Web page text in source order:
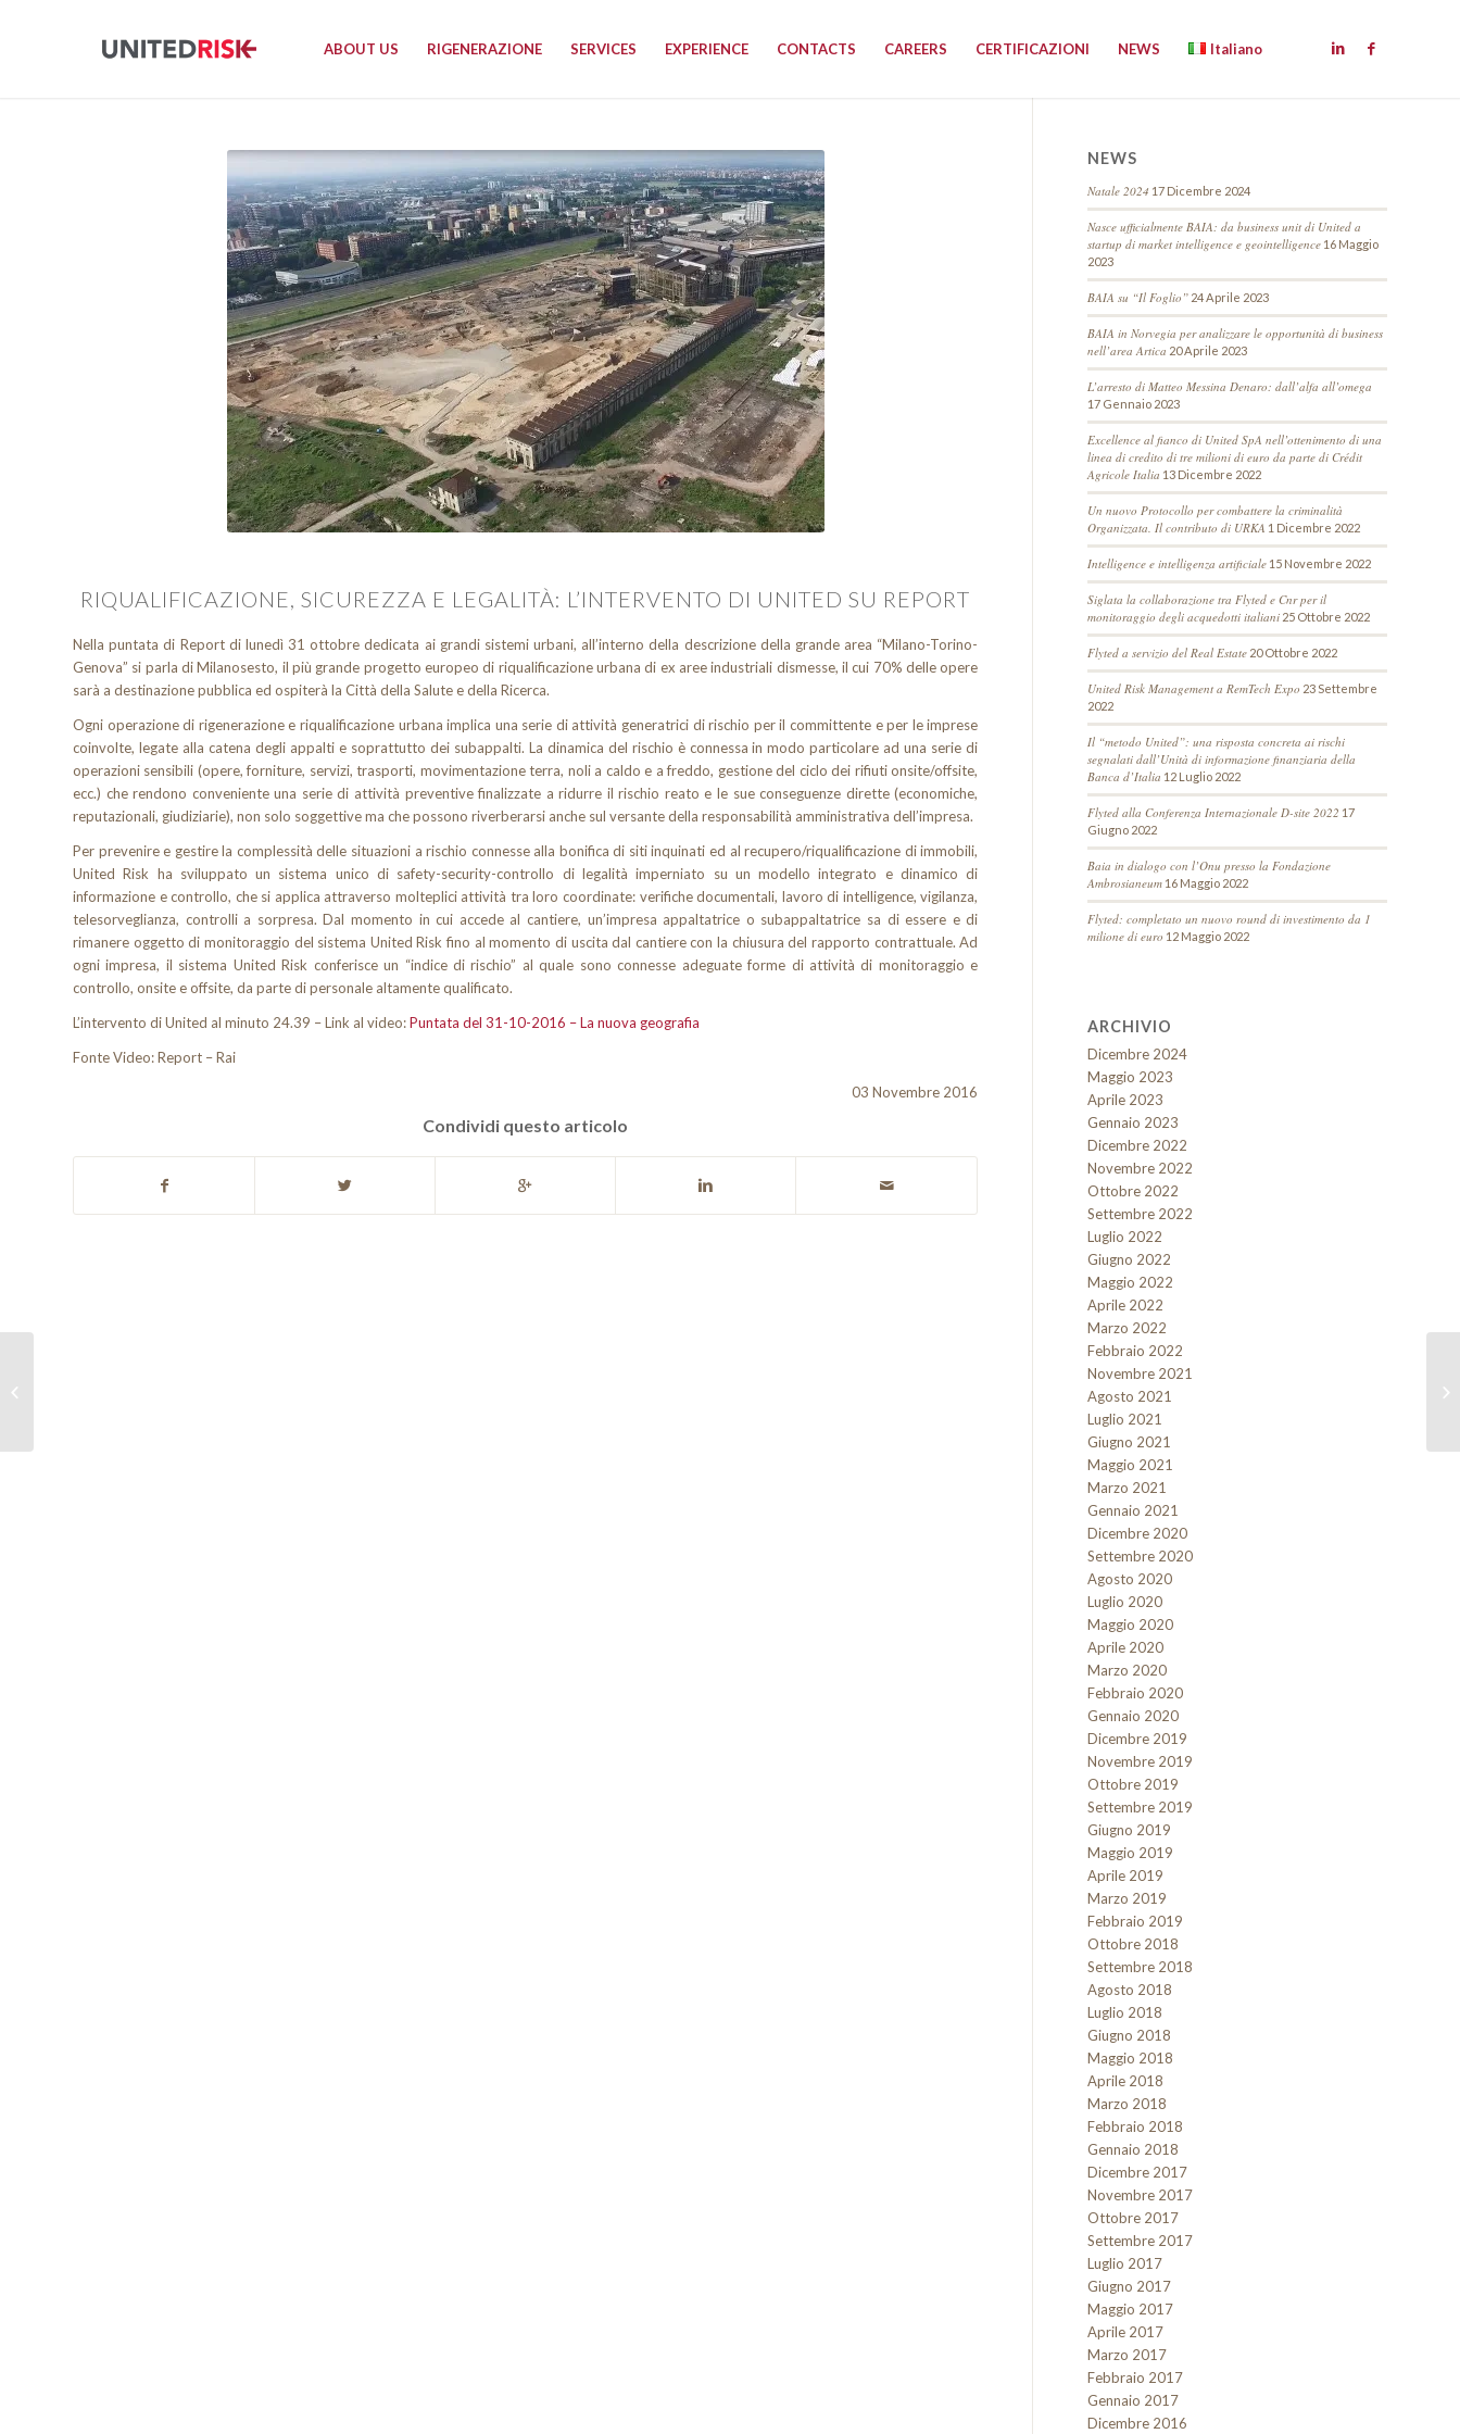
ABOUT US RIGENERAZIONE SERVICES EXPERIENCE CONTACTS CAREERS CERTIFICAZIONI NEWS Italiano
RIQUALIFICAZIONE, SICUREZZA E LEGALITÀ: L’INTERVENTO DI UNITED SU REPORT
Nella puntata di Report di lunedì 31 ottobre dedicata ai grandi sistemi urbani, all’interno della descrizione della grande area “Milano-Torino-
Genova” si parla di Milanosesto, il più grande progetto europeo di riqualificazione urbana di ex aree industriali dismesse, il cui 70% delle opere
sarà a destinazione pubblica ed ospiterà la Città della Salute e della Ricerca.
Ogni operazione di rigenerazione e riqualificazione urbana implica una serie di attività generatrici di rischio per il committente e per le imprese
coinvolte, legate alla catena degli appalti e soprattutto dei subappalti. La dinamica del rischio è connessa in modo particolare ad una serie di
operazioni sensibili (opere, forniture, servizi, trasporti, movimentazione terra, noli a caldo e a freddo, gestione del ciclo dei rifiuti onsite/offsite,
ecc.) che rendono conveniente una serie di attività preventive finalizzate a ridurre il rischio reato e le sue conseguenze dirette (economiche,
reputazionali, giudiziarie), non solo soggettive ma che possono riverberarsi anche sul versante della responsabilità amministrativa dell’impresa.
Per prevenire e gestire la complessità delle situazioni a rischio connesse alla bonifica di siti inquinati ed al recupero/riqualificazione di immobili,
United Risk ha sviluppato un sistema unico di safety-security-controllo di legalità imperniato su un modello integrato e dinamico di
informazione e controllo, che si applica attraverso molteplici attività tra loro coordinate: verifiche documentali, lavoro di intelligence, vigilanza,
telesorveglianza, controlli a sorpresa. Dal momento in cui accede al cantiere, un’impresa appaltatrice o subappaltatrice sa di essere e di
rimanere oggetto di monitoraggio del sistema United Risk fino al momento di uscita dal cantiere con la chiusura del rapporto contrattuale. Ad
ogni impresa, il sistema United Risk conferisce un “indice di rischio” al quale sono connesse adeguate forme di attività di monitoraggio e
controllo, onsite e offsite, da parte di personale altamente qualificato.
L’intervento di United al minuto 24.39 – Link al video:Puntata del 31-10-2016 – La nuova geografia
Fonte Video: Report – Rai
03 Novembre 2016
Condividi questo articolo
NEWS
Natale 2024 17 Dicembre 2024
Nasce ufficialmente BAIA: da business unit di United a
startup di market intelligence e geointelligence 16 Maggio
2023
BAIA su “Il Foglio” 24 Aprile 2023
BAIA in Norvegia per analizzare le opportunità di business
nell’area Artica 20 Aprile 2023
L’arresto di Matteo Messina Denaro: dall’alfa all’omega
17 Gennaio 2023
Excellence al fianco di United SpA nell’ottenimento di una
linea di credito di tre milioni di euro da parte di Crédit
Agricole Italia 13 Dicembre 2022
Un nuovo Protocollo per combattere la criminalità
Organizzata. Il contributo di URKA 1 Dicembre 2022
Intelligence e intelligenza artificiale 15 Novembre 2022
Siglata la collaborazione tra Flyted e Cnr per il
monitoraggio degli acquedotti italiani 25 Ottobre 2022
Flyted a servizio del Real Estate 20 Ottobre 2022
United Risk Management a RemTech Expo 23 Settembre
2022
Il “metodo United”: una risposta concreta ai rischi
segnalati dall’Unità di informazione finanziaria della
Banca d’Italia 12 Luglio 2022
Flyted alla Conferenza Internazionale D-site 2022 17
Giugno 2022
Baia in dialogo con l’Onu presso la Fondazione
Ambrosianeum 16 Maggio 2022
Flyted: completato un nuovo round di investimento da 1
milione di euro 12 Maggio 2022
ARCHIVIO
Dicembre 2024
Maggio 2023
Aprile 2023
Gennaio 2023
Dicembre 2022
Novembre 2022
Ottobre 2022
Settembre 2022
Luglio 2022
Giugno 2022
Maggio 2022
Aprile 2022
Marzo 2022
Febbraio 2022
Novembre 2021
Agosto 2021
Luglio 2021
Giugno 2021
Maggio 2021
Marzo 2021
Gennaio 2021
Dicembre 2020
Settembre 2020
Agosto 2020
Luglio 2020
Maggio 2020
Aprile 2020
Marzo 2020
Febbraio 2020
Gennaio 2020
Dicembre 2019
Novembre 2019
Ottobre 2019
Settembre 2019
Giugno 2019
Maggio 2019
Aprile 2019
Marzo 2019
Febbraio 2019
Ottobre 2018
Settembre 2018
Agosto 2018
Luglio 2018
Giugno 2018
Maggio 2018
Aprile 2018
Marzo 2018
Febbraio 2018
Gennaio 2018
Dicembre 2017
Novembre 2017
Ottobre 2017
Settembre 2017
Luglio 2017
Giugno 2017
Maggio 2017
Aprile 2017
Marzo 2017
Febbraio 2017
Gennaio 2017
Dicembre 2016